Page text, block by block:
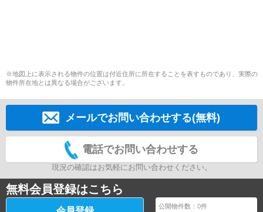
※地図上に表示される物件の位置は付近住所に所在することを表すものであり、実際の
物件所在地とは異なる場合がございます。
メールでお問い合わせする(無料)
電話でお問い合わせする
現況の確認はお気軽にお問い合わせください。
無料会員登録はこちら
公開物件数：0件